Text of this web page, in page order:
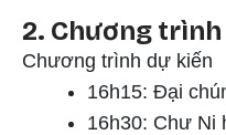
2. Chương trình
Chương trình dự kiến
16h15: Đại
16h30: Chư Ni